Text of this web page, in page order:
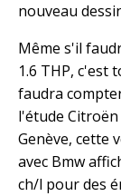
nouveau
Même s'il
1.6 THP, c'est
faudra
l'étude Citroën
Genève, cette
avec Bmw
ch/l pour des